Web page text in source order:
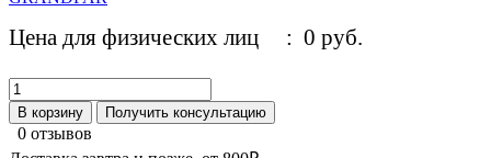
Цена для физических лиц : 0 руб.
В корзину Получить консультацию
0 отзывов